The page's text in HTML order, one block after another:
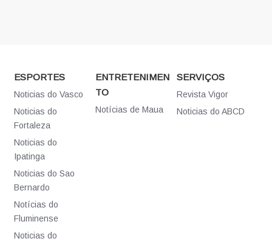
ESPORTES
Noticias do Vasco
Noticias do
Fortaleza
Noticias do
Ipatinga
Noticias do Sao
Bernardo
Notícias do
Fluminense
Noticias do
ENTRETENIMEN
TO
Notícias de Maua
SERVIÇOS
Revista Vigor
Noticias do ABCD